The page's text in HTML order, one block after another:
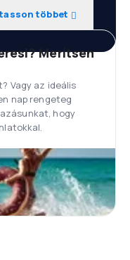
többet
Merítsen
Vagy az ideális
nap rengeteg
hogy